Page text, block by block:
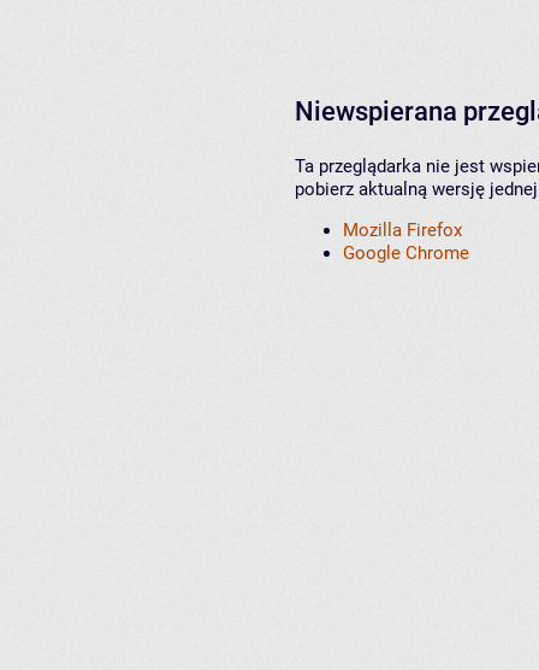
Niewspierana
Ta przeglądarka nie jest
pobierz aktualną wersję
Mozilla Firefox
Google Chrome